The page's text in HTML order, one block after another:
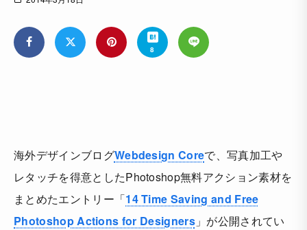
8
海外デザインブログWebdesign Coreで、写真加工や
レタッチを得意としたPhotoshop無料アクション素材を
まとめたエントリー「14 Time Saving and Free
Photoshop Actions for Designers」が公開されてい